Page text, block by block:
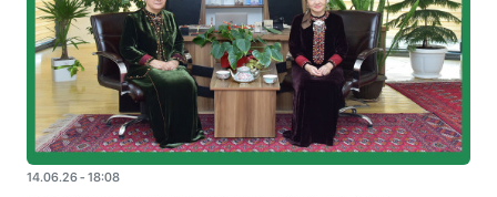
14.06.26 - 18:08